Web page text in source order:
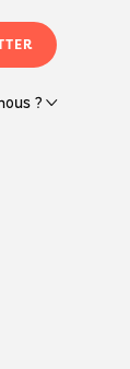
?